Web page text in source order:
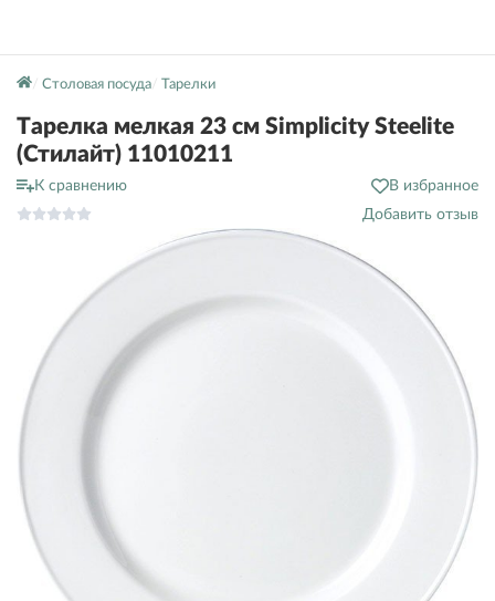
Столовая посуда Тарелки
Тарелка мелкая 23 см Simplicity Steelite
(Стилайт) 11010211
К сравнению
В избранное
Добавить отзыв